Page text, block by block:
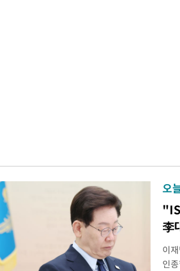
오
李
이
인